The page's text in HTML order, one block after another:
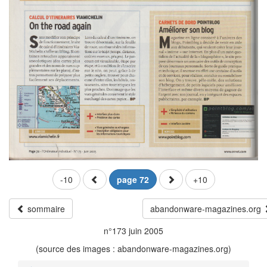
-10 page 72 +10
sommaire
abandonware-magazines.org
n°173 juin 2005
(source des images : abandonware-magazines.org)